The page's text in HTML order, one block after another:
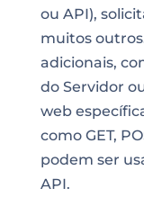
ou API),
muitos
adicionais,
do Servidor
web
como GET,
podem ser
API.